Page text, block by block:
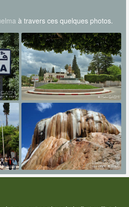
à travers ces quelques photos.